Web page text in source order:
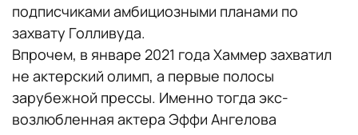
подписчиками амбициозными планами по
захвату Голливуда.
Впрочем, в январе 2021 года Хаммер захватил
не актерский олимп, а первые полосы
зарубежной прессы. Именно тогда экс-
возлюбленная актера Эффи Ангелова